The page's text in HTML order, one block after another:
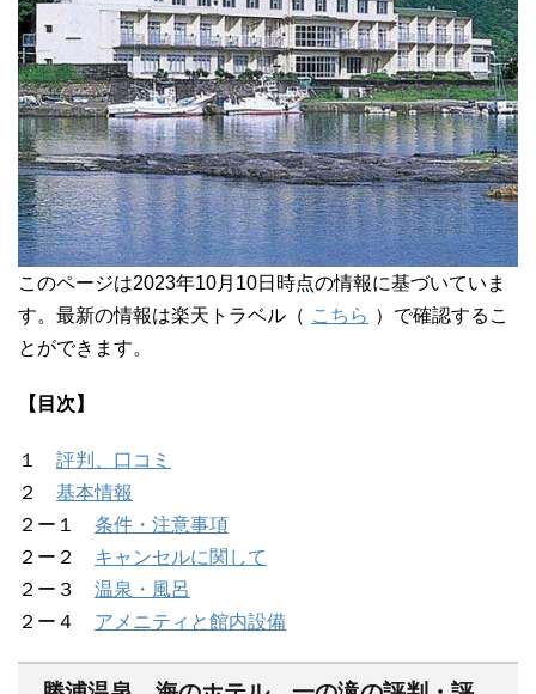
このページは2023年10月10日時点の情報に基づいていま
す。最新の情報は楽天トラベル（ こちら ）で確認するこ
とができます。
【目次】
１ 評判、口コミ
２ 基本情報
２ー１ 条件・注意事項
２ー２ キャンセルに関して
２ー３ 温泉・風呂
２ー４ アメニティと館内設備